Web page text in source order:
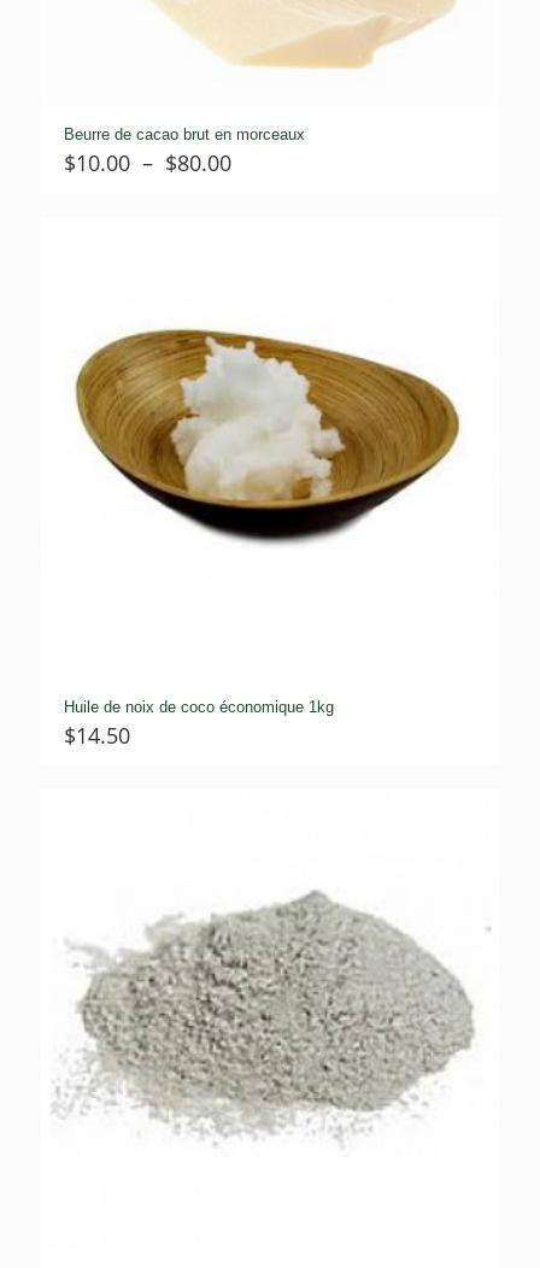
Beurre de cacao brut en morceaux
$10.00 – $80.00Plage
Huile de noix de coco économique 1kg
$14.50